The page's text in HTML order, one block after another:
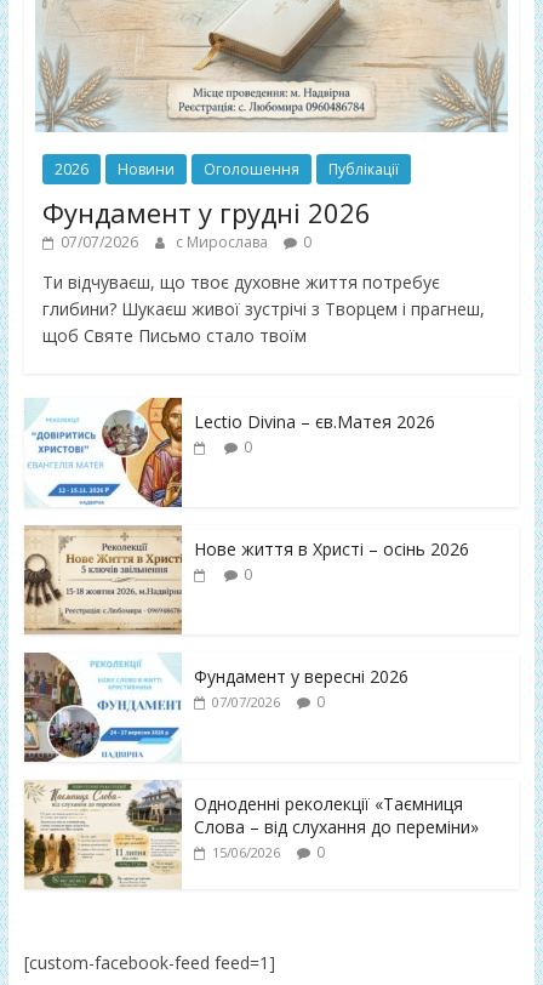
2026 Новини Оголошення Публікації
Фундамент у грудні 2026
07/07/2026 с Мирослава 0
Ти відчуваєш, що твоє духовне життя потребує
глибини? Шукаєш живої зустрічі з Творцем і прагнеш,
щоб Святе Письмо стало твоїм
Lectio Divina – єв.Матея 2026
0
Нове життя в Христі – осінь 2026
0
Фундамент у вересні 2026
07/07/2026 0
Одноденні реколекції «Таємниця
Слова – від слухання до переміни»
15/06/2026 0
[custom-facebook-feed feed=1]